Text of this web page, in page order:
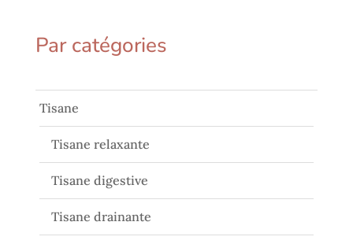
Par catégories
Tisane
Tisane relaxante
Tisane digestive
Tisane drainante